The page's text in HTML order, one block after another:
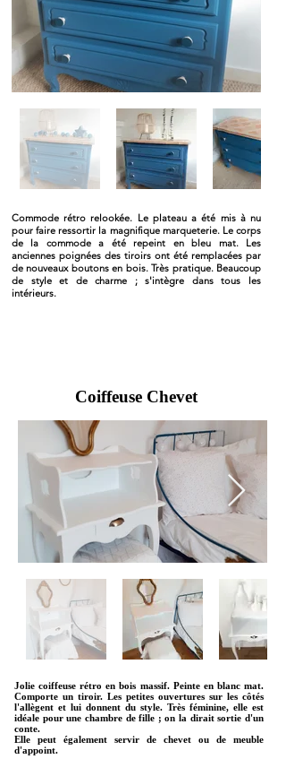
Commode rétro relookée. Le plateau a été mis à nu
pour faire ressortir la magnifique marqueterie. Le corps
de la commode a été repeint en bleu mat. Les
anciennes poignées des tiroirs ont été remplacées par
de nouveaux boutons en bois. Très pratique. Beaucoup
de style et de charme ; s'intègre dans tous les
intérieurs.
Coiffeuse Chevet
Jolie coiffeuse rétro en bois massif. Peinte en blanc mat.
Comporte un tiroir. Les petites ouvertures sur les côtés
l'allègent et lui donnent du style. Très féminine, elle est
idéale pour une chambre de fille ; on la dirait sortie d'un
conte.
Elle peut également servir de chevet ou de meuble
d'appoint.